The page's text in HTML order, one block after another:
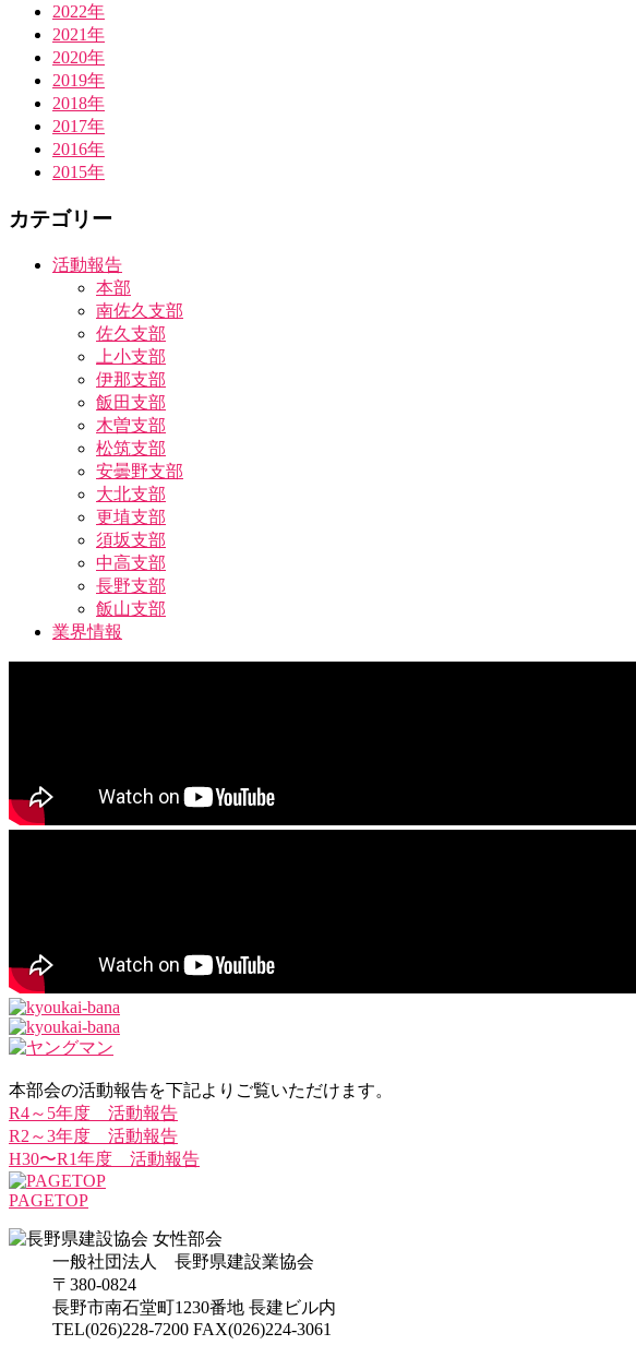
2022年
2021年
2020年
2019年
2018年
2017年
2016年
2015年
カテゴリー
活動報告
本部
南佐久支部
佐久支部
上小支部
伊那支部
飯田支部
木曽支部
松筑支部
安曇野支部
大北支部
更埴支部
須坂支部
中高支部
長野支部
飯山支部
業界情報
本部会の活動報告を下記よりご覧いただけます。
R4～5年度 活動報告
R2～3年度 活動報告
H30〜R1年度 活動報告
PAGETOP
一般社団法人 長野県建設業協会
〒380-0824
長野市南石堂町1230番地 長建ビル内
TEL(026)228-7200 FAX(026)224-3061